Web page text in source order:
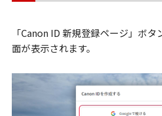
「Canon ID 新規登録ページ」ボ
面が表示されます。